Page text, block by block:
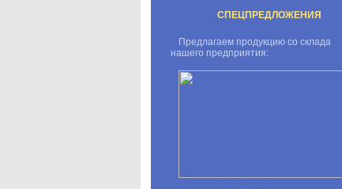
СПЕЦПРЕДЛОЖЕНИЯ
Предлагаем продукцию со склада
нашего предприятия: